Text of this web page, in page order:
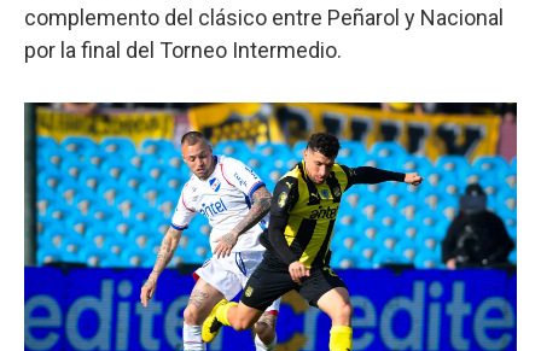
complemento del clásico entre Peñarol y Nacional
por la final del Torneo Intermedio.